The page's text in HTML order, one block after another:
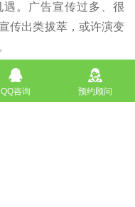
。广告宣传过多、很
传出类拔萃，或许演变
是一直以来网页制作的
变，还要围住这一总体
QQ咨询 预约顾问